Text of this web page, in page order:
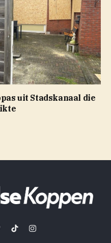
uit Stadskanaal die
TikTokInstagram